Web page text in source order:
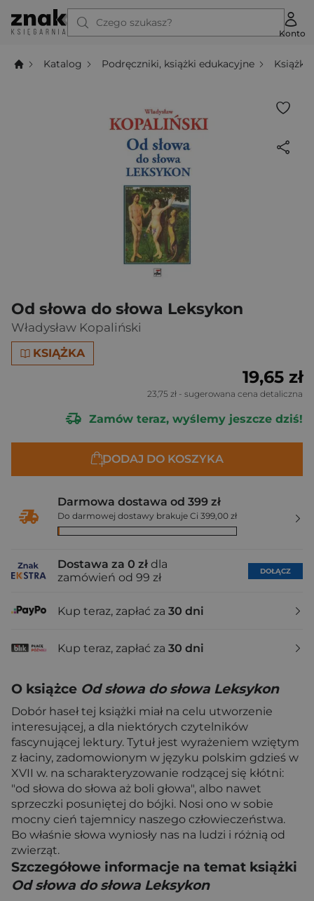
Czego szukasz?
Konto
Katalog Podręczniki, książki edukacyjne Książki
Od słowa do słowa Leksykon
Władysław Kopaliński
KSIĄŻKA
19,65 zł
23,75 zł - sugerowana cena detaliczna
Zamów teraz, wyślemy jeszcze dziś!
DODAJ DO KOSZYKA
Darmowa dostawa od 399 zł
Do darmowej dostawy brakuje Ci 399,00 zł
Dostawa za 0 zł dla
zamówień od 99 zł
DOŁĄCZ
Kup teraz, zapłać za 30 dni
Kup teraz, zapłać za 30 dni
O książce Od słowa do słowa Leksykon
Dobór haseł tej książki miał na celu utworzenie
interesującej, a dla niektórych czytelników
fascynującej lektury. Tytuł jest wyrażeniem wziętym
z łaciny, zadomowionym w języku polskim gdzieś w
XVII w. na scharakteryzowanie rodzącej się kłótni:
"od słowa do słowa aż boli głowa", albo nawet
sprzeczki posuniętej do bójki. Nosi ono w sobie
mocny cień tajemnicy naszego człowieczeństwa.
Bo właśnie słowa wyniosły nas na ludzi i różnią od
zwierząt.
Szczegółowe informacje na temat książki
Od słowa do słowa Leksykon